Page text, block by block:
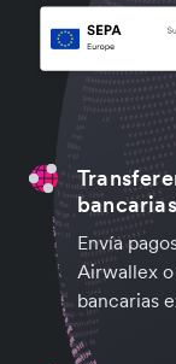
Envía
Airwallex
bancarias